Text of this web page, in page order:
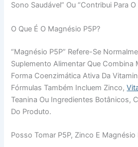
Sono Saudável” Ou “contribui Para O
O Que É O Magnésio P5P?
“Magnésio P5P” Refere-Se
Suplemento Alimentar Que Combina
Forma Coenzimática Ativa Da
Fórmulas Também Incluem Zinco,
Teanina Ou Ingredientes Botânicos,
Do Produto.
Posso Tomar P5P, Zinco E Magnésio